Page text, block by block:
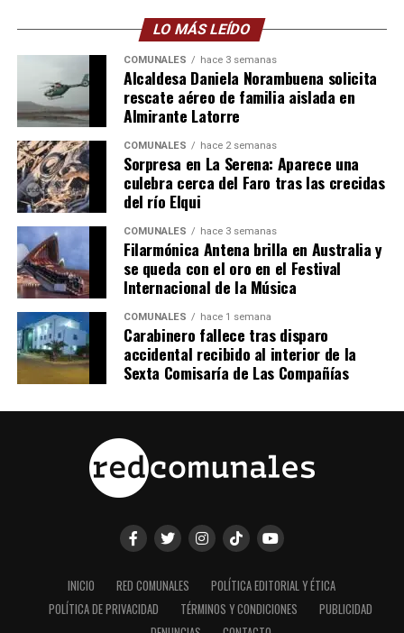
LO MÁS LEÍDO
COMUNALES hace 3 semanas
Alcaldesa Daniela Norambuena solicita
rescate aéreo de familia aislada en
Almirante Latorre
COMUNALES hace 2 semanas
Sorpresa en La Serena: Aparece una
culebra cerca del Faro tras las crecidas
del río Elqui
COMUNALES hace 3 semanas
Filarmónica Antena brilla en Australia y
se queda con el oro en el Festival
Internacional de la Música
COMUNALES hace 1 semana
Carabinero fallece tras disparo
accidental recibido al interior de la
Sexta Comisaría de Las Compañías
INICIO RED COMUNALES
POLÍTICA EDITORIAL Y ÉTICA
POLÍTICA DE PRIVACIDAD
TÉRMINOS Y CONDICIONES
PUBLICIDAD